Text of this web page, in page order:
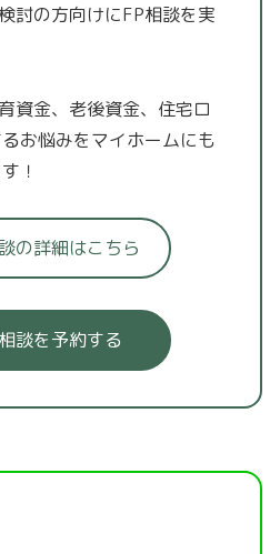
討の方向けにFP相談を実
資金、老後資金、住宅ロ
お悩みをマイホームにも
！
の詳細はこちら
談を予約する